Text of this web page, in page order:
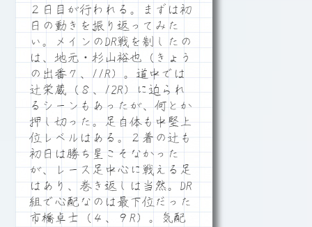
２日目が行われる。まずは初
日の動きを振り返ってみた
い。メインのDR戦を制したの
は、地元・杉山裕也（きょう
の出番７、11R）。道中では
辻栄蔵（８、12R）に迫られ
るシーンもあったが、何とか
押し切った。足自体も中堅上
位レベルはある。２着の辻も
初日は勝ち星こそなかった
が、レース足中心に戦える足
はあり、巻き返しは当然。DR
組で心配なのは最下位だった
市橋卓士（４、９R）。気配